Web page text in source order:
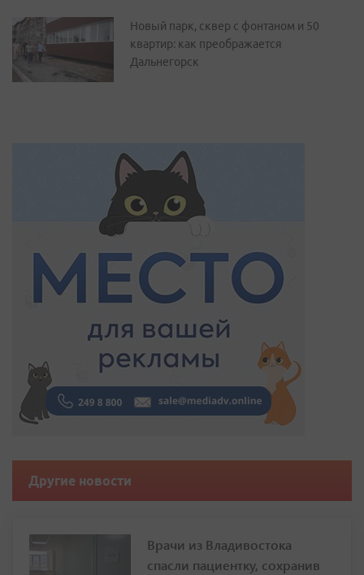
Новый парк, сквер с фонтаном и 50
квартир: как преображается
Дальнегорск
Другие новости
Врачи из Владивостока
спасли пациентку, сохранив